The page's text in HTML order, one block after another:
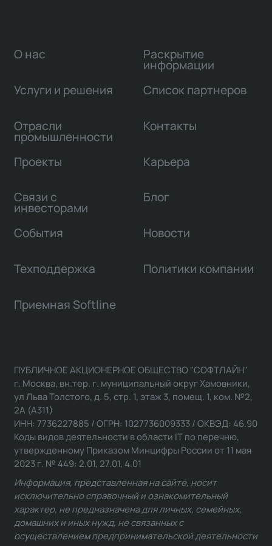
О нас
Услуги и решения
Отрасли
промышленности
Проекты
Связи с
инвесторами
Раскрытие
информации
Список партнеров
Контакты
Карьера
Блог
События Новости
Техподдержка Политики компании
Приемная Softline
ПУБЛИЧНОЕ АКЦИОНЕРНОЕ ОБЩЕСТВО "СОФТЛАЙН"
г. Москва, вн.тер. г. муниципальный округ Хамовники,
ул Льва Толстого, д. 5, стр. 1, этаж 3, помещ. 1, ком. №2,
2А (А311)
ИНН: 7736227885 / ОГРН: 1027736009333 / ОКВЭД: 46.90
Коды видов деятельности в области IT по перечню,
утвержденному Приказом Минцифры России от 11 мая
2023 г. № 449: 2.01, 27.01, 4.01
Информация, представленная на сайте, носит
исключительно справочный и ознакомительный
характер, не предназначена для личных, семейных,
домашних и иных нужд, не связанных с
осуществлением предпринимательской деятельности